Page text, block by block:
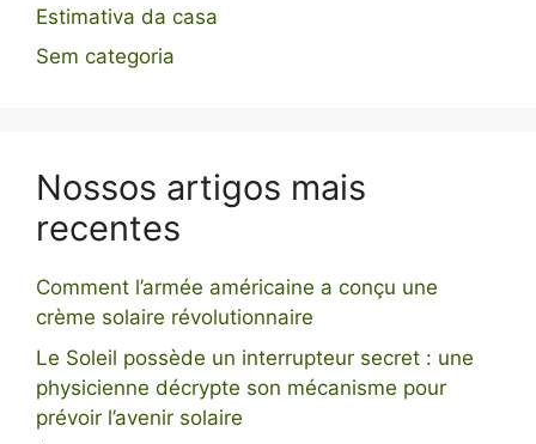
Estimativa da casa
Sem categoria
Nossos artigos mais
recentes
Comment l’armée américaine a conçu une
crème solaire révolutionnaire
Le Soleil possède un interrupteur secret : une
physicienne décrypte son mécanisme pour
prévoir l’avenir solaire